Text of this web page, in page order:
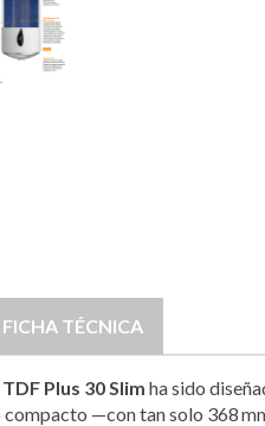
FICHA TÉCNICA
Plus 30 Slim ha sido
—con tan solo 368